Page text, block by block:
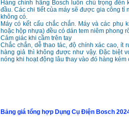
Hàng chính hãng Bosch luôn chú trọng
đầu. Các chi tiết của máy sẽ được gia công
không có.
Máy có kết cấu chắc chắn. Máy và các
hoặc hộp nhựa) đều có dán tem niêm phong
Cảm giác khi cầm trên tay
Chắc chắn, dễ thao tác, độ chính xác cao, ít
hàng giả thì không được như vậy. Đặc biệt
nóng khi hoạt động lâu thay vào đó hàng
Bảng giá tổng hợp Dụng Cụ Điện Bosch